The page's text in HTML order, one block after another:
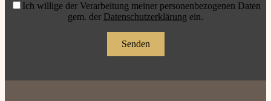
Ich willige der Verarbeitung meiner personenbezogenen Daten
gem. der Datenschutzerklärung ein.